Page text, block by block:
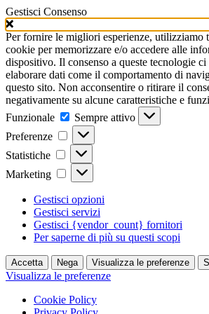
Gestisci Consenso
Per fornire le migliori esperienze, utilizziamo
cookie per memorizzare e/o accedere alle
dispositivo. Il consenso a queste tecnologie ci
elaborare dati come il comportamento di
questo sito. Non acconsentire o ritirare il
negativamente su alcune caratteristiche e
Funzionale
Funzionale
Sempre attivo
Preferenze
Preferenze
Statistiche Statistiche
Marketing Marketing
Gestisci opzioni
Gestisci servizi
Gestisci {vendor_count} fornitori
Per saperne di più su questi scopi
Accetta Nega Visualizza le preferenze
Visualizza le preferenze
Cookie Policy